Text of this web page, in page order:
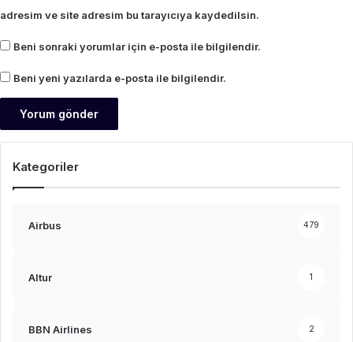
adresim ve site adresim bu tarayıcıya kaydedilsin.
Beni sonraki yorumlar için e-posta ile bilgilendir.
Beni yeni yazılarda e-posta ile bilgilendir.
Kategoriler
Airbus 479
Altur 1
BBN Airlines 2